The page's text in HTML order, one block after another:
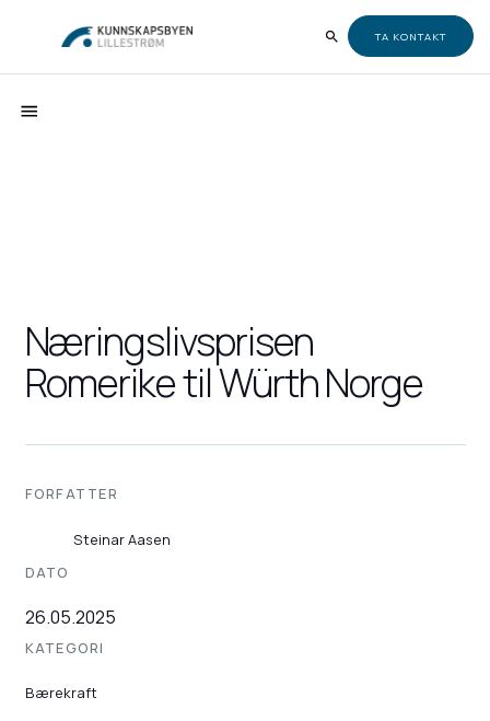
TA KONTAKT
Næringslivsprisen
Romerike til Würth Norge
FORFATTER
Steinar Aasen
DATO
26.05.2025
KATEGORI
Bærekraft